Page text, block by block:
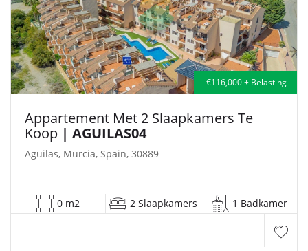
€116,000 + Belasting
Appartement Met 2 Slaapkamers Te
Koop | AGUILAS04
Aguilas, Murcia, Spain, 30889
0 m2 2 Slaapkamers 1 Badkamer